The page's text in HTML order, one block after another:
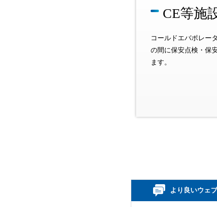
CE等施
コールドエバポレー
の間に保安点検・保
ます。
より良いウェ